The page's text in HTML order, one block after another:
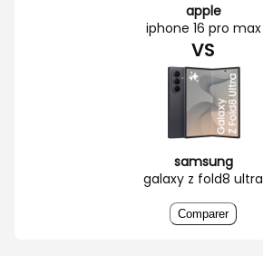
apple
iphone 16 pro max
VS
samsung
galaxy z fold8 ultra
Comparer